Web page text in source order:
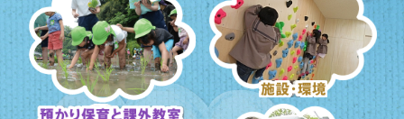
豊かな体験と園行事 施設・環境